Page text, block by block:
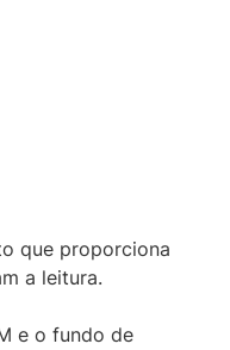
que proporciona
a leitura.
e o fundo de